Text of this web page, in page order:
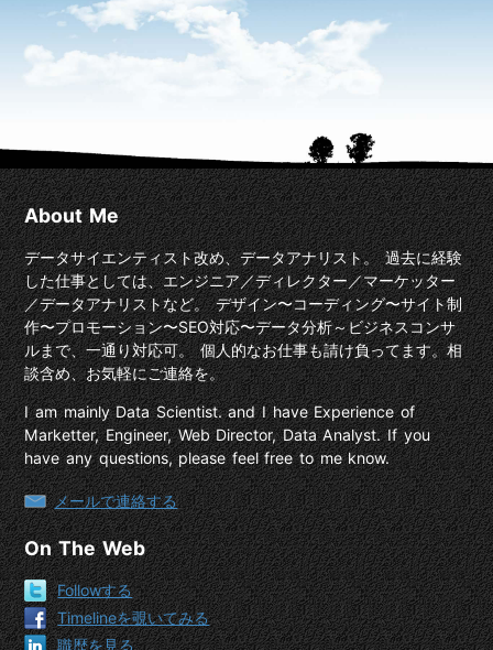
About Me
データサイエンティスト改め、データアナリスト。 過去に経験
した仕事としては、エンジニア／ディレクター／マーケッター
／データアナリストなど。 デザイン〜コーディング〜サイト制
作〜プロモーション〜SEO対応〜データ分析～ビジネスコンサ
ルまで、一通り対応可。 個人的なお仕事も請け負ってます。相
談含め、お気軽にご連絡を。
I am mainly Data Scientist. and I have Experience of
Marketter, Engineer, Web Director, Data Analyst. If you
have any questions, please feel free to me know.
メールで連絡する
On The Web
Followする
Timelineを覗いてみる
職歴を見る